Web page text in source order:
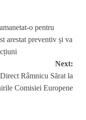
o pentru
arestat preventiv și va
Next:
Râmnicu Sărat la
Comisiei Europene